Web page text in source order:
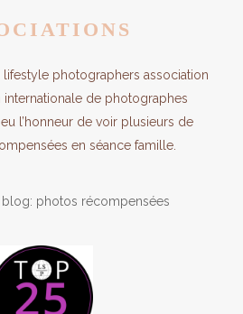
photographers association
internationale de photographes
eu l’honneur de voir plusieurs de
en séance famille.
blog: photos récompensées